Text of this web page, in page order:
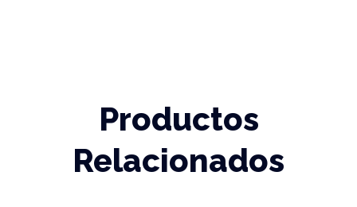
Productos
Relacionados